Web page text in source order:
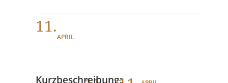
11.
APRIL
Kurzbeschreibung: